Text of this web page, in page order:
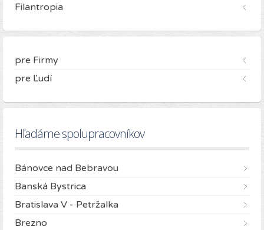
Filantropia
pre Firmy
pre Ľudí
Hľadáme spolupracovníkov
Bánovce nad Bebravou
Banská Bystrica
Bratislava V - Petržalka
Brezno